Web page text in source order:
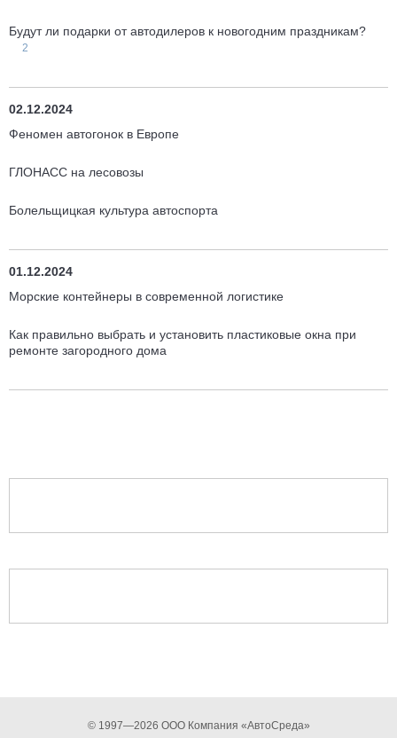
Будут ли подарки от автодилеров к новогодним праздникам?
2
02.12.2024
Феномен автогонок в Европе
ГЛОНАСС на лесовозы
Болельщицкая культура автоспорта
01.12.2024
Морские контейнеры в современной логистике
Как правильно выбрать и установить пластиковые окна при
ремонте загородного дома
© 1997—2026 ООО Компания «АвтоСреда»